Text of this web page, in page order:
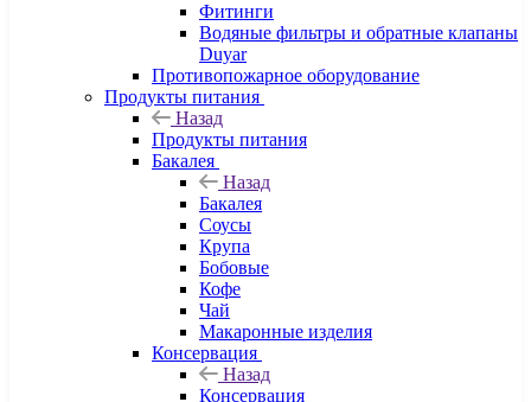
Фитинги
Водяные фильтры и обратные клапаны
Duyar
Противопожарное оборудование
Продукты питания
Назад
Продукты питания
Бакалея
Назад
Бакалея
Соусы
Крупа
Бобовые
Кофе
Чай
Макаронные изделия
Консервация
Назад
Консервация